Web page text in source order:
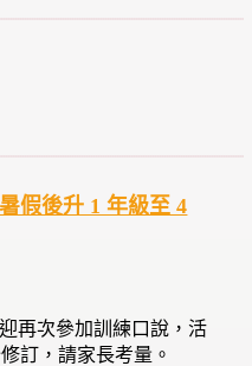
假後升 1 年級至 4
再次參加訓練口說，活
訂，請家長考量。